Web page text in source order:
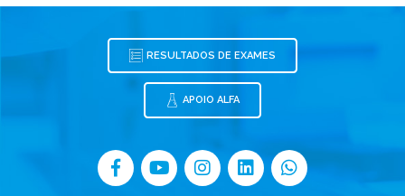
RESULTADOS DE EXAMES
APOIO ALFA